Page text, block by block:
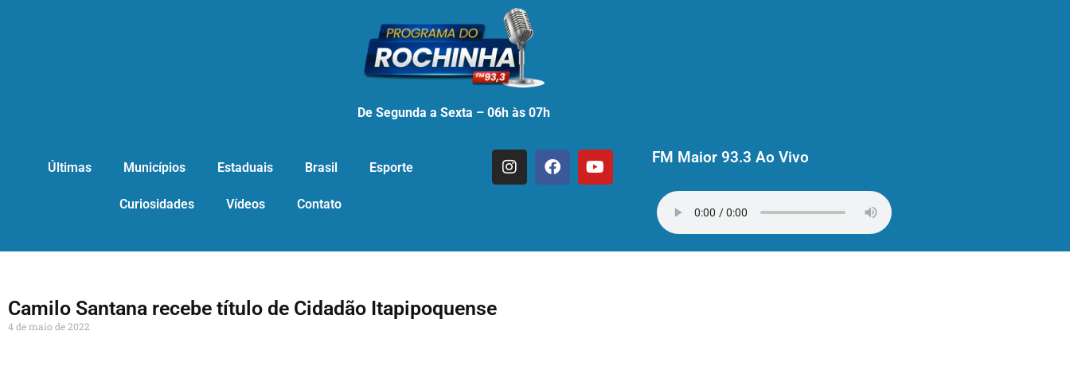
De Segunda a Sexta – 06h às 07h
Últimas Municípios Estaduais Brasil Esporte
Curiosidades Vídeos Contato
FM Maior 93.3 Ao Vivo
Camilo Santana recebe título de Cidadão Itapipoquense
4 de maio de 2022